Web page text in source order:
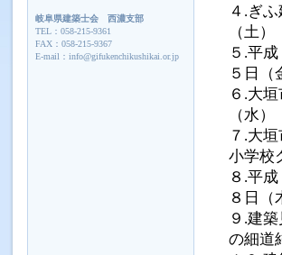
４.ぎ
（土
５.平
５日
６.大
（水
７.大
小学校
８.平
８日
９.建
の細道
岐阜県建築士会 西濃支部
TEL：058-215-9361
FAX：058-215-9367
E-mail：info@gifukenchikushikai.or.jp